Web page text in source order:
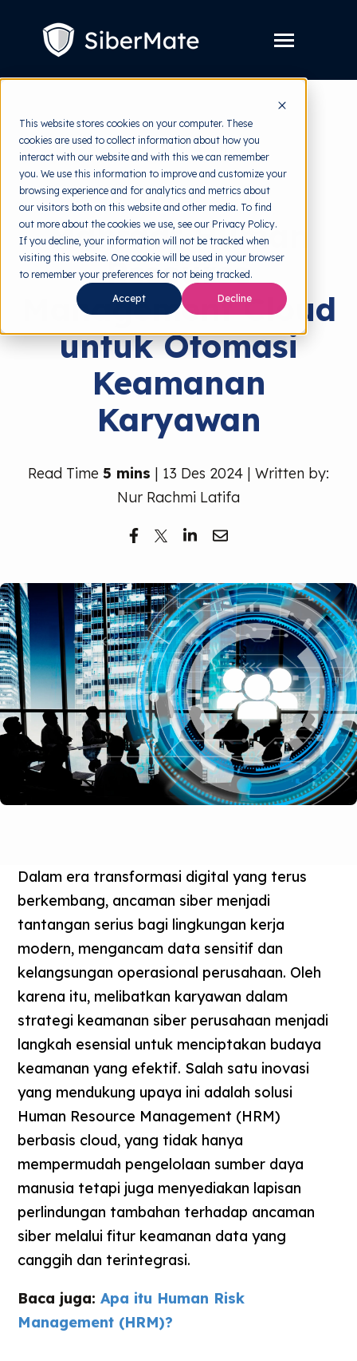
This website stores cookies on your computer. These
cookies are used to collect information about how you
interact with our website and with this we can remember
you. We use this information to improve and customize your
browsing experience and for analytics and metrics about
our visitors both on this website and other media. To find
out more about the cookies we use, see our Privacy Policy.
If you decline, your information will not be tracked when
visiting this website. One cookie will be used in your browser
to remember your preferences for not being tracked.
Accept Decline
Toggle
children
for
Layanan
Harga
Resources Toggle
children
for
Resources
Tools Gratis Toggle
children
for
Tools
Gratis
Tentang
Coba Gratis
back to HRMI
Risk Management
Manfaat Human
Resource
Management Cloud
untuk Otomasi
Keamanan
Karyawan
Read Time 5 mins | 13 Des 2024 | Written by:
Nur Rachmi Latifa
Dalam era transformasi digital yang terus
berkembang, ancaman siber menjadi
tantangan serius bagi lingkungan kerja
modern, mengancam data sensitif dan
kelangsungan operasional perusahaan. Oleh
karena itu, melibatkan karyawan dalam
strategi keamanan siber perusahaan menjadi
langkah esensial untuk menciptakan budaya
keamanan yang efektif. Salah satu inovasi
yang mendukung upaya ini adalah solusi
Human Resource Management (HRM)
berbasis cloud, yang tidak hanya
mempermudah pengelolaan sumber daya
manusia tetapi juga menyediakan lapisan
perlindungan tambahan terhadap ancaman
siber melalui fitur keamanan data yang
canggih dan terintegrasi.
Baca juga:Apa itu Human Risk
Management (HRM)?